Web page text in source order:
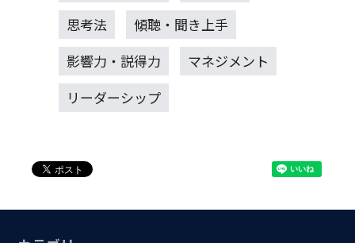
思考法
傾聴・聞き上手
影響力・説得力
マネジメント
リーダーシップ